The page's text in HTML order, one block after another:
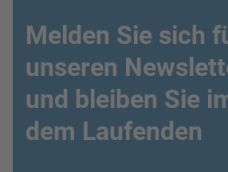
Melden Sie sich
unseren
und bleiben Sie
dem Laufenden